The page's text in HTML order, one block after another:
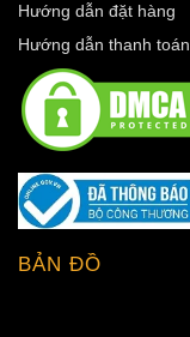
Hướng dẫn đặt hàng
Hướng dẫn thanh toán
BẢN ĐỒ